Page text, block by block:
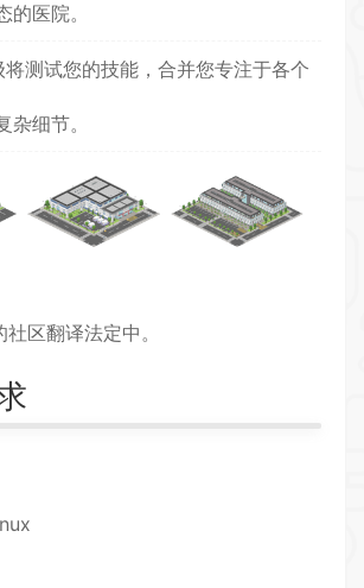
的医院。
测试您的技能，合并您专注于各个
杂细节。
区翻译法定中。